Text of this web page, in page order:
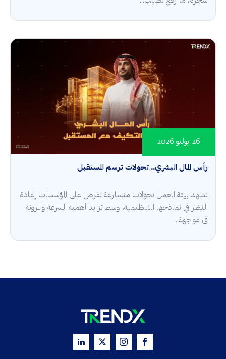
رأس المال البشري.. تحولات ترسم المستقبل
26 يوليو 2026
تشهد بيئة العمل تحولات متسارعة تفرض على المؤسسات إعادة
النظر في نماذجها التنظيمية، وسط تزايد أهمية السرعة والمرونة
في مواجهة...